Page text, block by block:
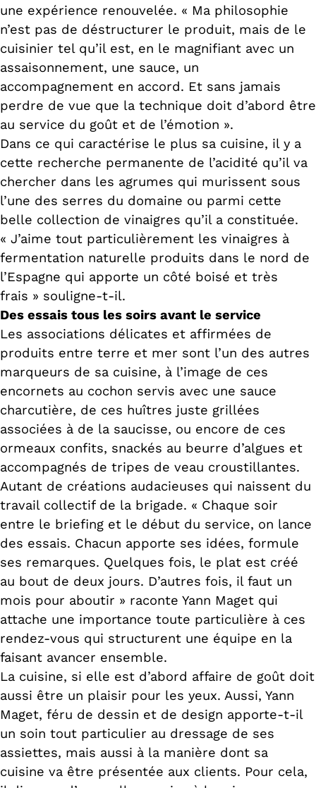
une expérience renouvelée. « Ma philosophie
n’est pas de déstructurer le produit, mais de le
cuisinier tel qu’il est, en le magnifiant avec un
assaisonnement, une sauce, un
accompagnement en accord. Et sans jamais
perdre de vue que la technique doit d’abord être
au service du goût et de l’émotion ».
Dans ce qui caractérise le plus sa cuisine, il y a
cette recherche permanente de l’acidité qu’il va
chercher dans les agrumes qui murissent sous
l’une des serres du domaine ou parmi cette
belle collection de vinaigres qu’il a constituée.
« J’aime tout particulièrement les vinaigres à
fermentation naturelle produits dans le nord de
l’Espagne qui apporte un côté boisé et très
frais » souligne-t-il.
Des essais tous les soirs avant le service
Les associations délicates et affirmées de
produits entre terre et mer sont l’un des autres
marqueurs de sa cuisine, à l’image de ces
encornets au cochon servis avec une sauce
charcutière, de ces huîtres juste grillées
associées à de la saucisse, ou encore de ces
ormeaux confits, snackés au beurre d’algues et
accompagnés de tripes de veau croustillantes.
Autant de créations audacieuses qui naissent du
travail collectif de la brigade. « Chaque soir
entre le briefing et le début du service, on lance
des essais. Chacun apporte ses idées, formule
ses remarques. Quelques fois, le plat est créé
au bout de deux jours. D’autres fois, il faut un
mois pour aboutir » raconte Yann Maget qui
attache une importance toute particulière à ces
rendez-vous qui structurent une équipe en la
faisant avancer ensemble.
La cuisine, si elle est d’abord affaire de goût doit
aussi être un plaisir pour les yeux. Aussi, Yann
Maget, féru de dessin et de design apporte-t-il
un soin tout particulier au dressage de ses
assiettes, mais aussi à la manière dont sa
cuisine va être présentée aux clients. Pour cela,